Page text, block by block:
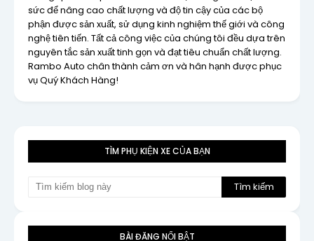
sức để nâng cao chất lượng và độ tin cậy của các bộ
phận được sản xuất, sử dụng kinh nghiệm thế giới và công
nghệ tiên tiến. Tất cả công việc của chúng tôi đều dựa trên
nguyên tắc sản xuất tinh gọn và đạt tiêu chuẩn chất lượng.
Rambo Auto chân thành cảm ơn và hân hạnh được phục
vụ Quý Khách Hàng!
TÌM PHỤ KIỆN XE CỦA BẠN
BÀI ĐĂNG NỔI BẬT